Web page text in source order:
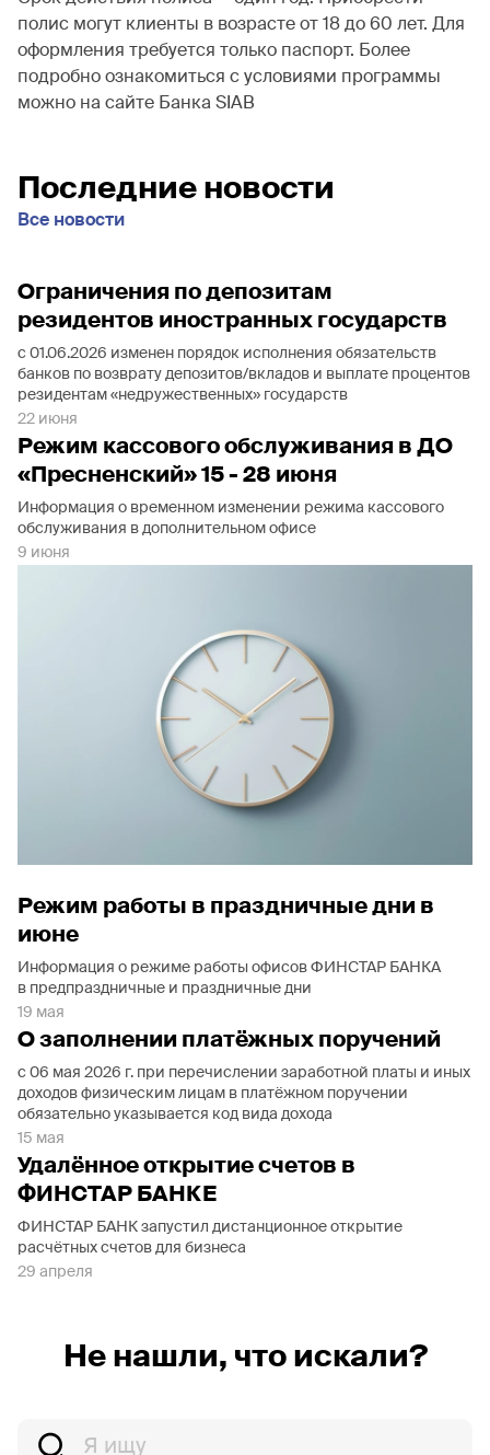
полис могут клиенты в возрасте от 18 до 60 лет. Для
оформления требуется только паспорт. Более
подробно ознакомиться с условиями программы
можно на сайте Банка SIAB
Последние новости
Все новости
Ограничения по депозитам
резидентов иностранных государств
с 01.06.2026 изменен порядок исполнения обязательств
банков по возврату депозитов/вкладов и выплате процентов
резидентам «недружественных» государств
22 июня
Режим кассового обслуживания в ДО
«Пресненский» 15 - 28 июня
Информация о временном изменении режима кассового
обслуживания в дополнительном офисе
9 июня
Режим работы в праздничные дни в
июне
Информация о режиме работы офисов ФИНСТАР БАНКА
в предпраздничные и праздничные дни
19 мая
О заполнении платёжных поручений
с 06 мая 2026 г. при перечислении заработной платы и иных
доходов физическим лицам в платёжном поручении
обязательно указывается код вида дохода
15 мая
Удалённое открытие счетов в
ФИНСТАР БАНКЕ
ФИНСТАР БАНК запустил дистанционное открытие
расчётных счетов для бизнеса
29 апреля
Не нашли, что искали?